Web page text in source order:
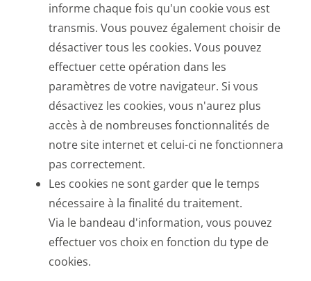
informe chaque fois qu'un cookie vous est
transmis. Vous pouvez également choisir de
désactiver tous les cookies. Vous pouvez
effectuer cette opération dans les
paramètres de votre navigateur. Si vous
désactivez les cookies, vous n'aurez plus
accès à de nombreuses fonctionnalités de
notre site internet et celui-ci ne fonctionnera
pas correctement.
Les cookies ne sont garder que le temps
nécessaire à la finalité du traitement.
Via le bandeau d'information, vous pouvez
effectuer vos choix en fonction du type de
cookies.